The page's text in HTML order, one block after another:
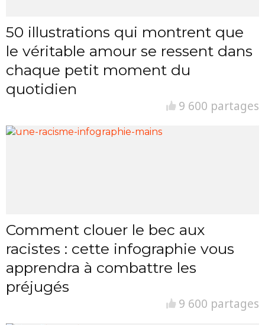
50 illustrations qui montrent que
le véritable amour se ressent dans
chaque petit moment du
quotidien
9 600 partages
Comment clouer le bec aux
racistes : cette infographie vous
apprendra à combattre les
préjugés
9 600 partages